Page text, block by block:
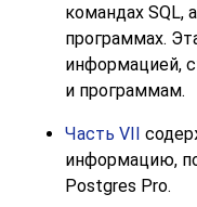
командах SQL,
программах.
информацией,
и программам.
Часть VII
информацию,
Postgres Pro.